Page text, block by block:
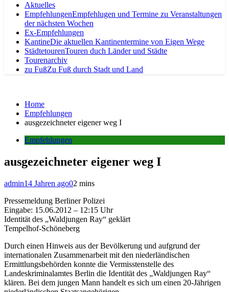
Aktuelles
EmpfehlungenEmpfehlugen und Termine zu Veranstaltungen
der nächsten Wochen
Ex-Empfehlungen
KantineDie aktuellen Kantinentermine von Eigen Wege
StädtetourenTouren duch Länder und Städte
Tourenarchiv
zu FußZu Fuß durch Stadt und Land
Home
Empfehlungen
ausgezeichneter eigener weg I
Empfehlungen
ausgezeichneter eigener weg I
admin14 Jahren ago02 mins
Pressemeldung Berliner Polizei
Eingabe: 15.06.2012 – 12:15 Uhr
Identität des „Waldjungen Ray“ geklärt
Tempelhof-Schöneberg
Durch einen Hinweis aus der Bevölkerung und aufgrund der
internationalen Zusammenarbeit mit den niederländischen
Ermittlungsbehörden konnte die Vermisstenstelle des
Landeskriminalamtes Berlin die Identität des „Waldjungen Ray“
klären. Bei dem jungen Mann handelt es sich um einen 20-Jährigen